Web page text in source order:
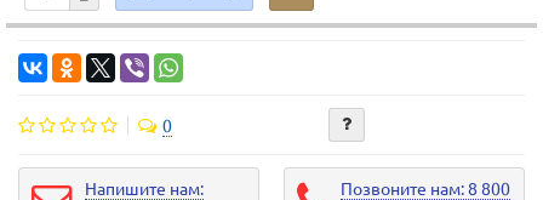
0
Напишите нам:
Позвоните нам: 8 800